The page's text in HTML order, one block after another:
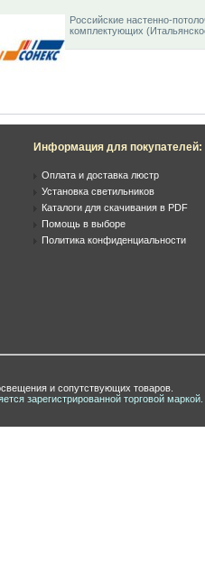
Российские настенно-
комплектующих
Информация для покупателей:
Оплата и доставка люстр
Установка светильников
Каталоги для скачивания в PDF
Помощь в выборе
Политика конфиденциальности
и сопутствующих товаров.
зарегистрированной торговой